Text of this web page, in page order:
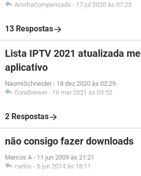
AninhaCompensado - 17 jul 2020 às 07:23
13 Respostas
Lista IPTV 2021 atualizada
aplicativo
NaomiSchneider - 18 dez 2020 às 02:29
CoraBrewer - 16 mar 2021 às 03:52
2 Respostas
não consigo fazer downloads
Marcos A - 11 jun 2009 às 21:21
carlos - 5 jun 2014 às 18:11